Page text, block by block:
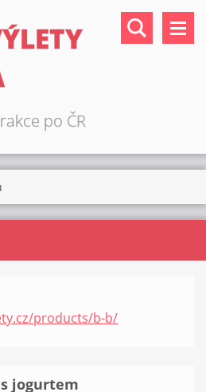
po ČR
products/b-b/
jogurtem